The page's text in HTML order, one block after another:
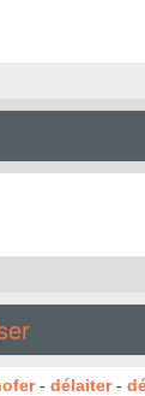
- délaiter-